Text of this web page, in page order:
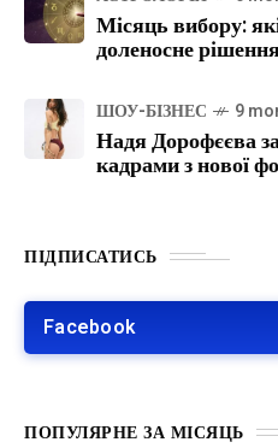
Місяць вибору:
доленосне
ШОУ-БІЗНЕС 9
Надя Дорофєєва
кадрами з нової
ПІДПИСАТИСЬ
Facebook
ПОПУЛЯРНЕ ЗА МІСЯЦЬ